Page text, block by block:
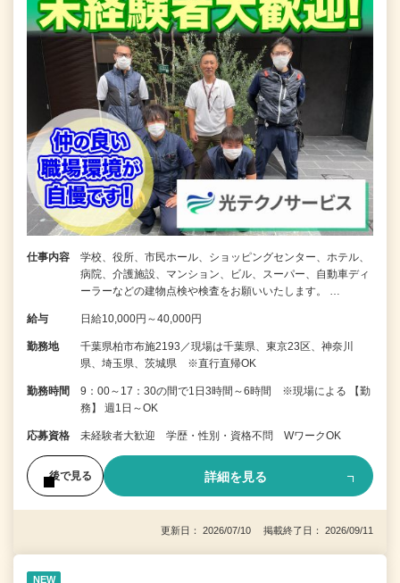
仕事内容
学校、役所、市民ホール、ショッピングセンター、ホテル、
病院、介護施設、マンション、ビル、スーパー、自動車ディ
ーラーなどの建物点検や検査をお願いいたします。 …
給与 日給10,000円～40,000円
勤務地
千葉県柏市布施2193／現場は千葉県、東京23区、神奈川
県、埼玉県、茨城県 ※直行直帰OK
勤務時間
9：00～17：30の間で1日3時間～6時間 ※現場による 【勤
務】 週1日～OK
応募資格 未経験者大歓迎 学歴・性別・資格不問 WワークOK
後で見る 詳細を見る
更新日： 2026/07/10 掲載終了日： 2026/09/11
NEW